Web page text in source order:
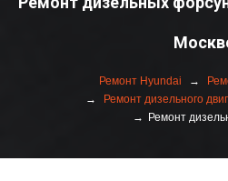
Ремонт Hyundai
Ремонт дизельного
Ремонт